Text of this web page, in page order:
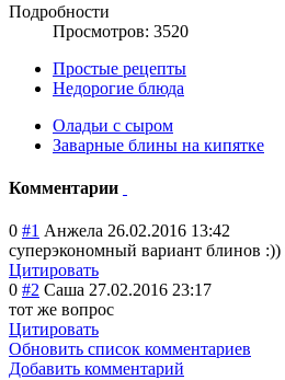
Подробности
Просмотров: 3520
Простые рецепты
Недорогие блюда
Оладьи с сыром
Заварные блины на кипятке
Комментарии
0 #1 Анжела 26.02.2016 13:42
суперэкономный вариант блинов :))
Цитировать
0 #2 Саша 27.02.2016 23:17
тот же вопрос
Цитировать
Обновить список комментариев
Добавить комментарий